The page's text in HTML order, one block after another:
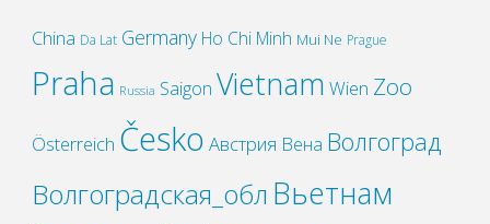
China Da Lat Germany Ho Chi Minh Mui Ne Prague
Praha Russia Saigon Vietnam Wien Zoo
Österreich Česko Австрия Вена Волгоград
Волгоградская_обл Вьетнам